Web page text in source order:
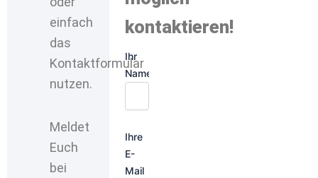
einfach
das
Kontaktformular
nutzen.
Meldet
Euch
bei
kontaktieren!
Ihr
Name
Ihre
E-
Mail